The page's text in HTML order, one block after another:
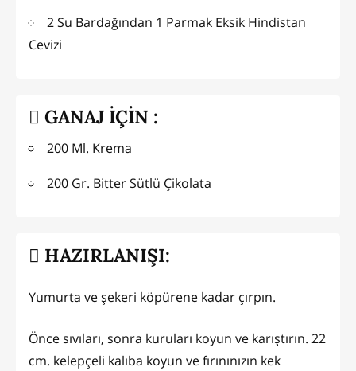
2 Su Bardağından 1 Parmak Eksik Hindistan
Cevizi
GANAJ İÇİN :
200 Ml. Krema
200 Gr. Bitter Sütlü Çikolata
HAZIRLANIŞI:
Yumurta ve şekeri köpürene kadar çırpın.
Önce sıvıları, sonra kuruları koyun ve karıştırın. 22
cm. kelepçeli kalıba koyun ve fırınınızın kek